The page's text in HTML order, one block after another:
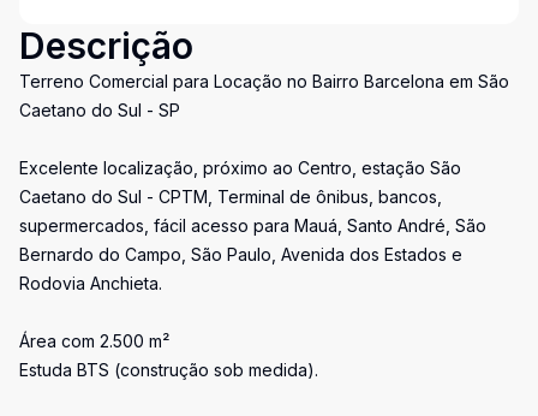
Descrição
Terreno Comercial para Locação no Bairro Barcelona em São
Caetano do Sul - SP
Excelente localização, próximo ao Centro, estação São
Caetano do Sul - CPTM, Terminal de ônibus, bancos,
supermercados, fácil acesso para Mauá, Santo André, São
Bernardo do Campo, São Paulo, Avenida dos Estados e
Rodovia Anchieta.
Área com 2.500 m²
Estuda BTS (construção sob medida).